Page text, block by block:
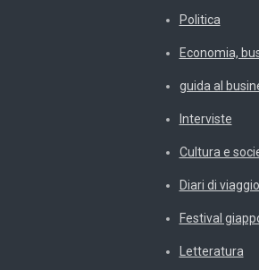
Politica
Economia,
guida al
Interviste
Cultura e
Diari di viaggio
Festival
Letteratura